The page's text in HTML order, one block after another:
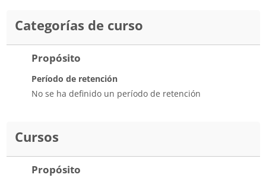
Categorías de curso
Propósito
Período de retención
No se ha definido un período de retención
Cursos
Propósito